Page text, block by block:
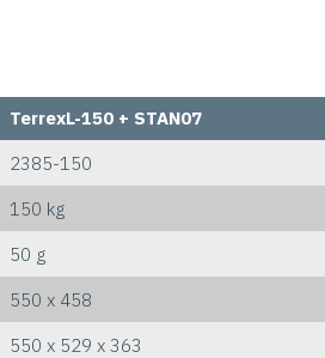
TerrexL-150 + STAN07
2385-150
150 kg
50 g
550 x 458
550 x 529 x 363